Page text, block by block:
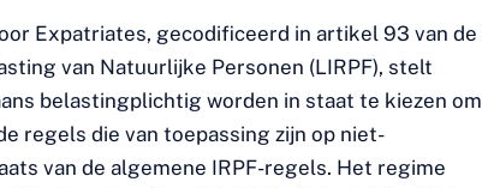
Expatriates, gecodificeerd in artikel 93 van de
van Natuurlijke Personen (LIRPF), stelt
belastingplichtig worden in staat te kiezen om
regels die van toepassing zijn op niet-
van de algemene IRPF-regels. Het regime